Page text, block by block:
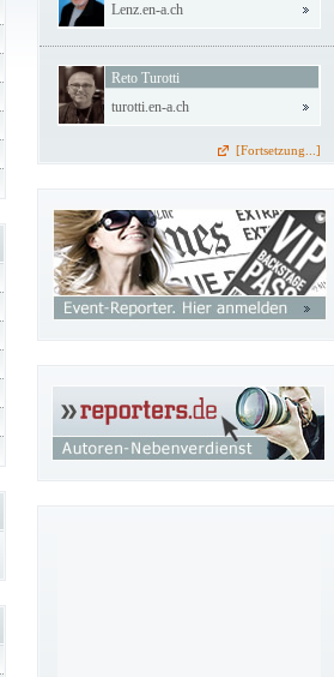
Lenz.en-a.ch
Reto Turotti
turotti.en-a.ch
[Fortsetzung...]